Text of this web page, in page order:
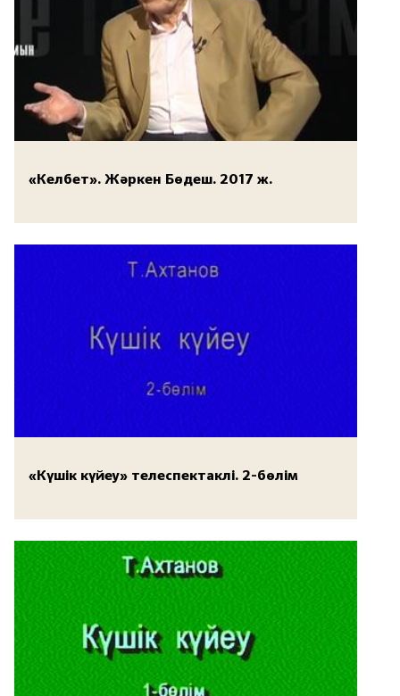
«Келбет». Жәркен Бөдеш. 2017 ж.
«Күшік күйеу» телеспектаклі. 2-бөлім